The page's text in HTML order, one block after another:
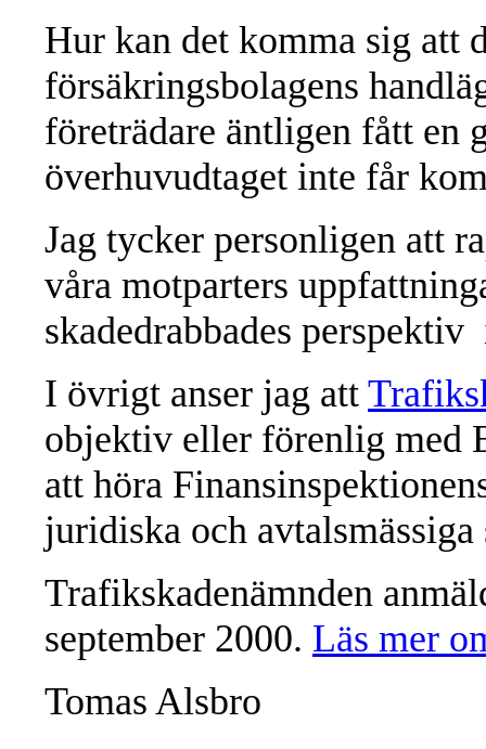
Hur kan det komma sig att
försäkringsbolagens
företrädare äntligen fått en
överhuvudtaget inte får
Jag tycker personligen att
våra motparters
skadedrabbades
I övrigt anser jag att
objektiv eller förenlig med
att höra
juridiska och avtalsmässiga
Trafikskadenämnden
september 2000. Läs mer
Tomas Alsbro